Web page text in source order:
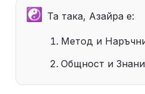
☯️ Та така, Азайра е:
Метод и
Общност и